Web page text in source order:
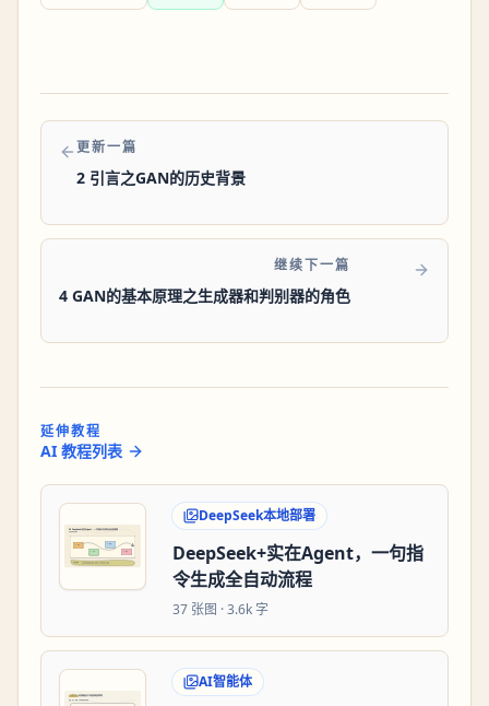
更新一篇
2 引言之GAN的历史背景
继续下一篇
4 GAN的基本原理之生成器和判别器的角色
延伸教程
AI 教程列表
DeepSeek本地部署
DeepSeek+实在Agent，一句指
令生成全自动流程
37 张图 ·3.6k 字
AI智能体